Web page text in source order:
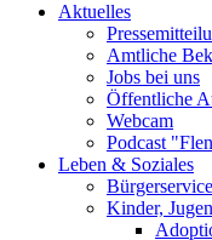
Aktuelles
Amtliche
Jobs bei uns
Öffentliche
Webcam
Podcast
Leben & Soziales
Bürgerservice
Kinder,